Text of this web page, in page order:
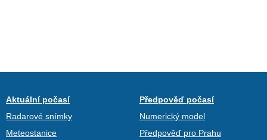
Aktuální počasí
Radarové snímky
Meteostanice
Předpověď počasí
Numerický model
Předpověď pro Prahu